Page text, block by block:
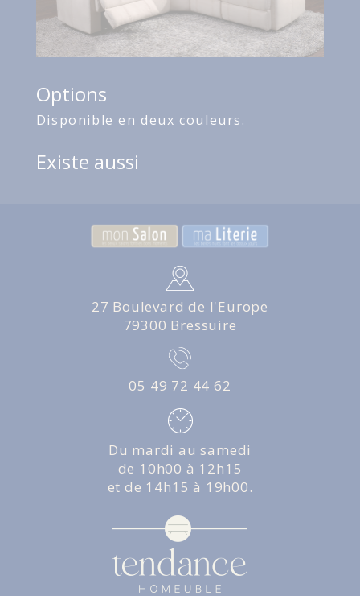
Options
Disponible en deux couleurs.
Existe aussi
27 Boulevard de l'Europe
79300 Bressuire
05 49 72 44 62
Du mardi au samedi
de 10h00 à 12h15
et de 14h15 à 19h00.